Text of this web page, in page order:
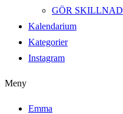
GÖR SKILLNAD
Kalendarium
Kategorier
Instagram
Meny
Emma